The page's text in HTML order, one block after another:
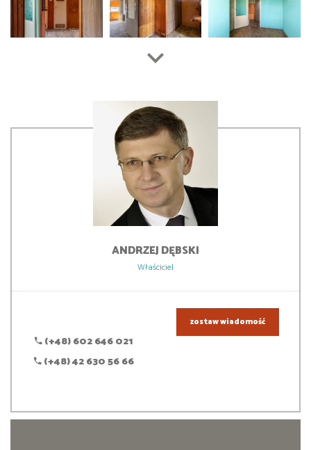
ANDRZEJ DĘBSKI
Właściciel
(+48) 602 646 021
(+48) 42 630 56 66
zostaw wiadomość